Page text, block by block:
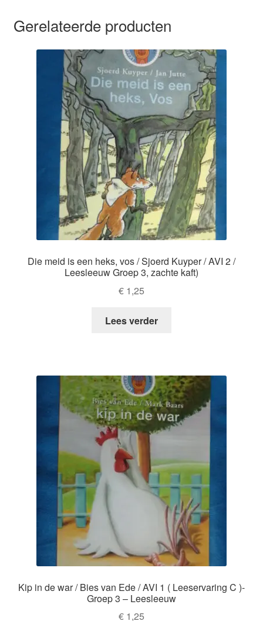
Gerelateerde producten
Die meid is een heks, vos / Sjoerd Kuyper / AVI 2 /
Leesleeuw Groep 3, zachte kaft)
€ 1,25
Lees verder
Kip in de war / Bies van Ede / AVI 1 ( Leeservaring C )-
Groep 3 – Leesleeuw
€ 1,25